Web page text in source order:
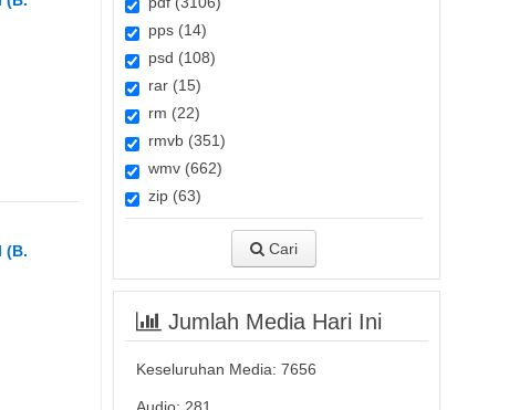
(B.
pps (14)
psd (108)
rar (15)
rm (22)
rmvb (351)
wmv (662)
zip (63)
Cari
Jumlah Media Hari Ini
Keseluruhan Media: 7656